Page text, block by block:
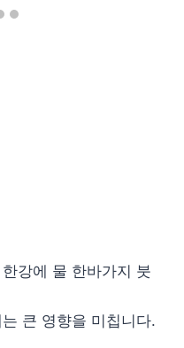
강에 물 한바가지 붓
큰 영향을 미칩니다.